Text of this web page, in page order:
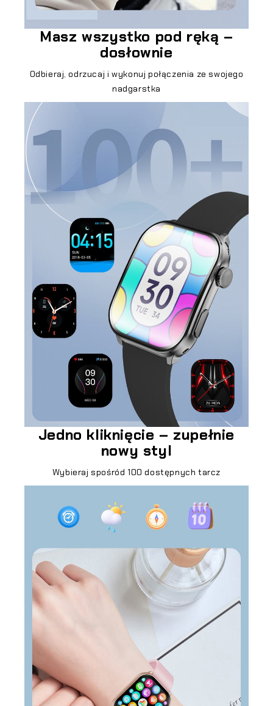
Masz wszystko pod ręką –
dosłownie
Odbieraj, odrzucaj i wykonuj połączenia ze swojego
nadgarstka
Jedno kliknięcie – zupełnie
nowy styl
Wybieraj spośród 100 dostępnych tarcz